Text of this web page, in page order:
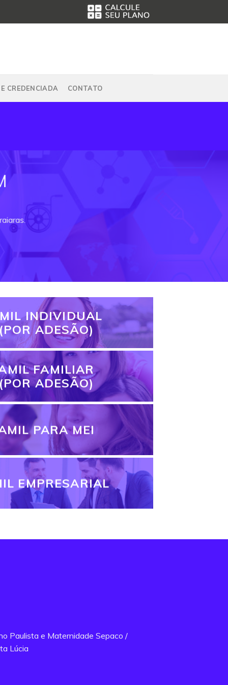
CREDENCIADA CONTATO
INDIVIDUAL
ADESÃO)
FAMILIAR
ADESÃO)
PARA MEI
EMPRESARIAL
Paulista e Maternidade Sepaco /
Lúcia